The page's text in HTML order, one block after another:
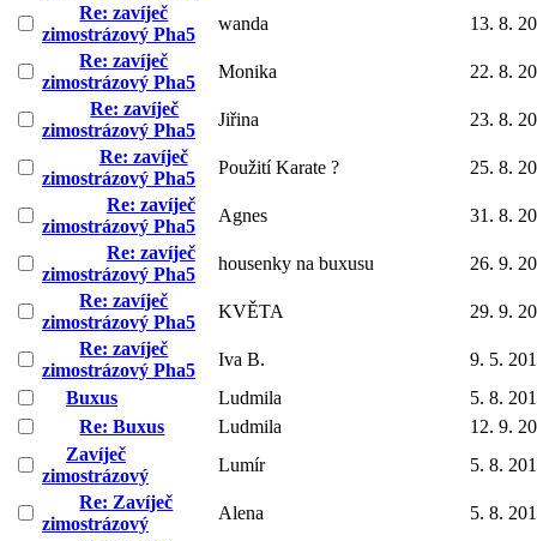
Re: zavíječ
zimostrázový Pha5
wanda
13. 8.
Re: zavíječ
zimostrázový Pha5
Monika
22. 8.
Re: zavíječ
zimostrázový Pha5
Jiřina
23. 8.
Re: zavíječ
zimostrázový Pha5
Použití Karate ?
25. 8.
Re: zavíječ
zimostrázový Pha5
Agnes
31. 8.
Re: zavíječ
zimostrázový Pha5
housenky na buxusu
26. 9.
Re: zavíječ
zimostrázový Pha5
KVĚTA
29. 9.
Re: zavíječ
zimostrázový Pha5
Iva B.
9. 5.
Buxus
Ludmila
5. 8.
Re: Buxus
Ludmila
12. 9.
Zavíječ
zimostrázový
Lumír
5. 8.
Re: Zavíječ
zimostrázový
Alena
5. 8.